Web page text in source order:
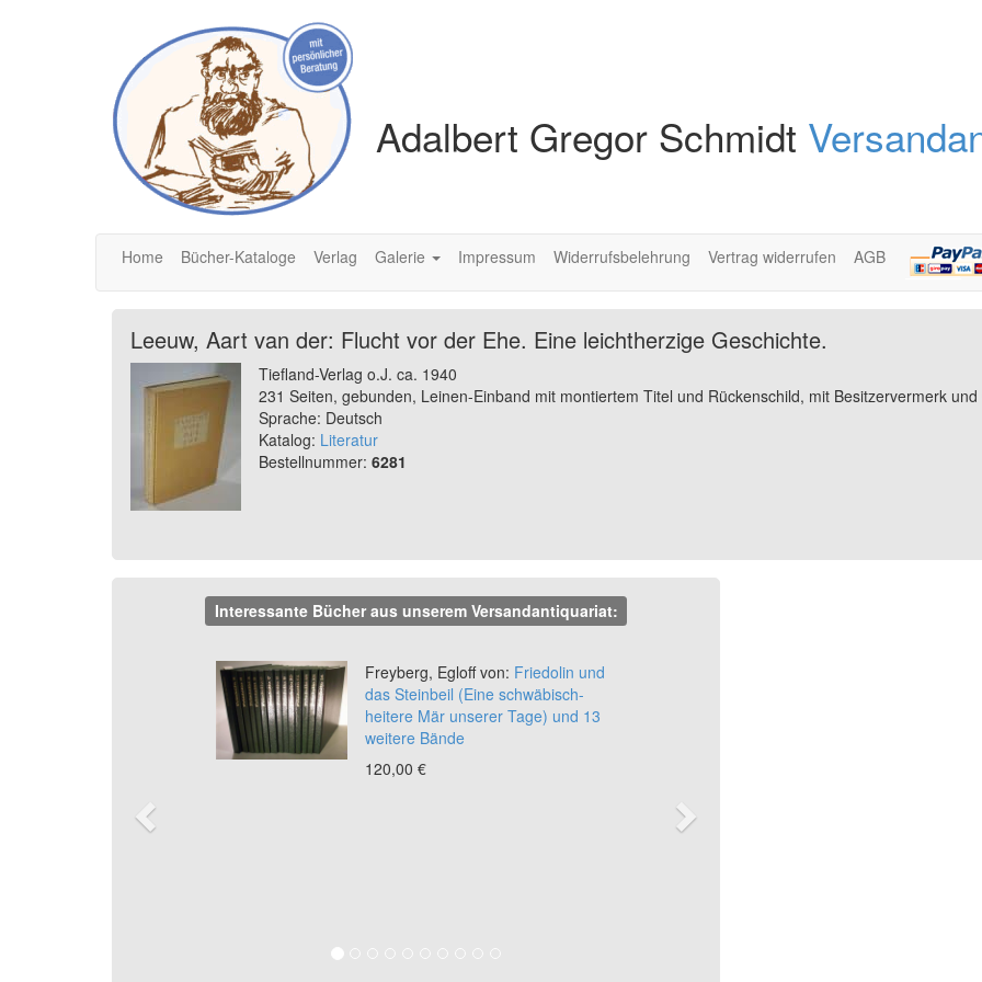
Adalbert Gregor Schmidt
Home Bücher-Kataloge Verlag Galerie Impressum Widerrufsbelehrung Vertrag widerrufen AGB
Leeuw, Aart van der: Flucht vor der Ehe. Eine leichtherzige Geschichte.
Tiefland-Verlag o.J. ca. 1940
231 Seiten, gebunden, Leinen-Einband mit montiertem Titel und Rückenschild, mit Besitzervermerk
Sprache: Deutsch
Katalog: Literatur
Bestellnummer: 6281
Interessante Bücher aus unserem Versandantiquariat:
Freyberg, Egloff von: Friedolin und
das Steinbeil (Eine schwäbisch-
heitere Mär unserer Tage) und 13
weitere Bände
120,00 €
Previous